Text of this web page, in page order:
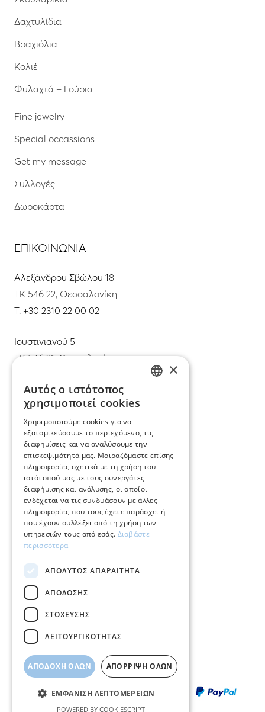
Δαχτυλίδια
Βραχιόλια
Κολιέ
Φυλαχτά – Γούρια
Fine jewelry
Special occassions
Get my message
Συλλογές
Δωροκάρτα
ΕΠΙΚΟΙΝΩΝΙΑ
Αλεξάνδρου Σβώλου 18
ΤΚ 546 22, Θεσσαλονίκη
T. +30 2310 22 00 02
Ιουστινιανού 5
ΤΚ 546 31, Θεσσαλονίκη
info@mimadastimargarita.gr
ΕΞΥΠΗΡΕΤΗΣΗ ΠΕΛΑΤΩΝ
Φροντίδα και επισκευή κοσμημάτων
Όροι χρήσης
Επιστροφές
Πολιτική πληρωμών
Πολιτική αποστολών
Ο λογαριασμός μου
Επικοινωνία
×
Αυτός ο ιστότοπος
χρησιμοποιεί cookies
Χρησιμοποιούμε cookies για να
εξατομικεύσουμε το περιεχόμενο, τις
διαφημίσεις και να αναλύσουμε την
επισκεψιμότητά μας. Μοιραζόμαστε επίσης
πληροφορίες σχετικά με τη χρήση του
ιστότοπού μας με τους συνεργάτες
διαφήμισης και ανάλυσης, οι οποίοι
ενδέχεται να τις συνδυάσουν με άλλες
πληροφορίες που τους έχετε παράσχει ή
που έχουν συλλέξει από τη χρήση των
υπηρεσιών τους από εσάς. Διαβάστε
περισσότερα
ΑΠΟΛΎΤΩΣ ΑΠΑΡΑΊΤΗΤΑ
ΑΠΌΔΟΣΗΣ
ΣΤΌΧΕΥΣΗΣ
ΛΕΙΤΟΥΡΓΙΚΌΤΗΤΑΣ
ΑΠΟΔΟΧΉ ΌΛΩΝ ΑΠΌΡΡΙΨΗ ΌΛΩΝ
ΕΜΦΆΝΙΣΗ ΛΕΠΤΟΜΕΡΕΙΏΝ
POWERED BY COOKIESCRIPT